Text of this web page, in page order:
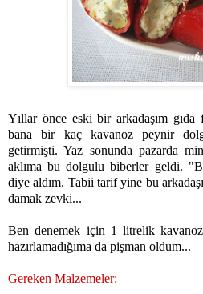
Yıllar önce eski bir arkadaşım gıda
bana bir kaç kavanoz peynir
getirmişti. Yaz sonunda pazarda
aklıma bu dolgulu biberler geldi.
diye aldım. Tabii tarif yine bu
damak zevki...
Ben denemek için 1 litrelik
hazırlamadığıma da pişman oldum...
Gereken Malzemeler: